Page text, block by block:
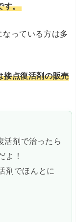
す。
っている方は多
接点復活剤の販売
活剤で治ったら
よ！
剤でほんとに